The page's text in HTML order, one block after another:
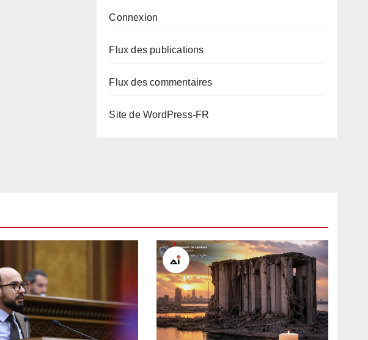
Connexion
Flux des publications
Flux des commentaires
Site de WordPress-FR